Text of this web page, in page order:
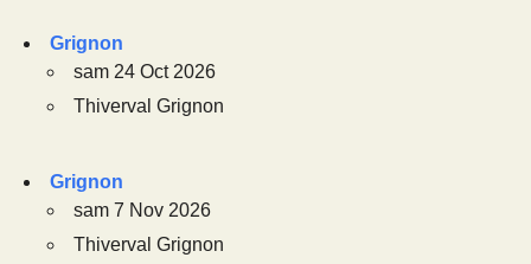
Grignon
sam 24 Oct 2026
Thiverval Grignon
Grignon
sam 7 Nov 2026
Thiverval Grignon